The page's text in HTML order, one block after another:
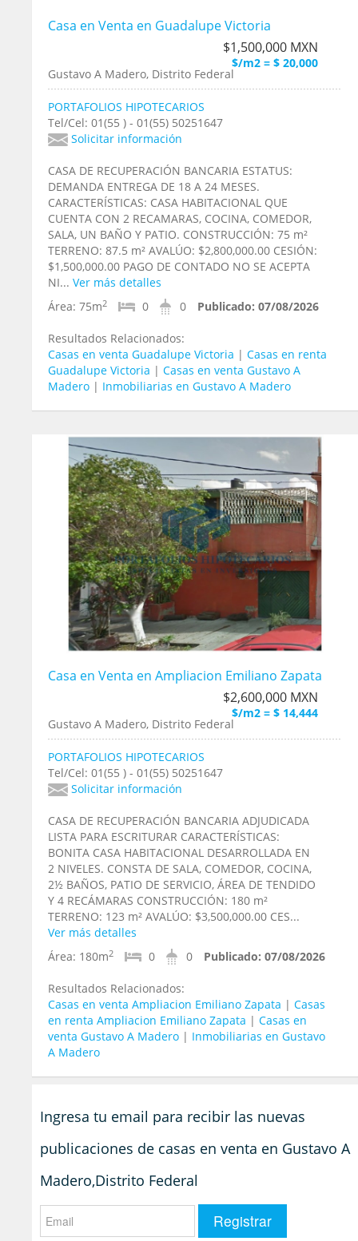
Casa en Venta en Guadalupe Victoria
$1,500,000 MXN
$/m2 = $ 20,000
Gustavo A Madero, Distrito Federal
PORTAFOLIOS HIPOTECARIOS
Tel/Cel: 01(55 ) - 01(55) 50251647
Solicitar información
CASA DE RECUPERACIÓN BANCARIA ESTATUS:
DEMANDA ENTREGA DE 18 A 24 MESES.
CARACTERÍSTICAS: CASA HABITACIONAL QUE
CUENTA CON 2 RECAMARAS, COCINA, COMEDOR,
SALA, UN BAÑO Y PATIO. CONSTRUCCIÓN: 75 m²
TERRENO: 87.5 m² AVALÚO: $2,800,000.00 CESIÓN:
$1,500,000.00 PAGO DE CONTADO NO SE ACEPTA
NI... Ver más detalles
Área: 75m2 0 0 Publicado: 07/08/2026
Resultados Relacionados:
Casas en venta Guadalupe Victoria | Casas en renta
Guadalupe Victoria | Casas en venta Gustavo A
Madero | Inmobiliarias en Gustavo A Madero
Casa en Venta en Ampliacion Emiliano Zapata
$2,600,000 MXN
$/m2 = $ 14,444
Gustavo A Madero, Distrito Federal
PORTAFOLIOS HIPOTECARIOS
Tel/Cel: 01(55 ) - 01(55) 50251647
Solicitar información
CASA DE RECUPERACIÓN BANCARIA ADJUDICADA
LISTA PARA ESCRITURAR CARACTERÍSTICAS:
BONITA CASA HABITACIONAL DESARROLLADA EN
2 NIVELES. CONSTA DE SALA, COMEDOR, COCINA,
2½ BAÑOS, PATIO DE SERVICIO, ÁREA DE TENDIDO
Y 4 RECÁMARAS CONSTRUCCIÓN: 180 m²
TERRENO: 123 m² AVALÚO: $3,500,000.00 CES...
Ver más detalles
Área: 180m2 0 0 Publicado: 07/08/2026
Resultados Relacionados:
Casas en venta Ampliacion Emiliano Zapata | Casas
en renta Ampliacion Emiliano Zapata | Casas en
venta Gustavo A Madero | Inmobiliarias en Gustavo
A Madero
Ingresa tu email para recibir las nuevas
publicaciones de casas en venta en Gustavo A
Madero,Distrito Federal